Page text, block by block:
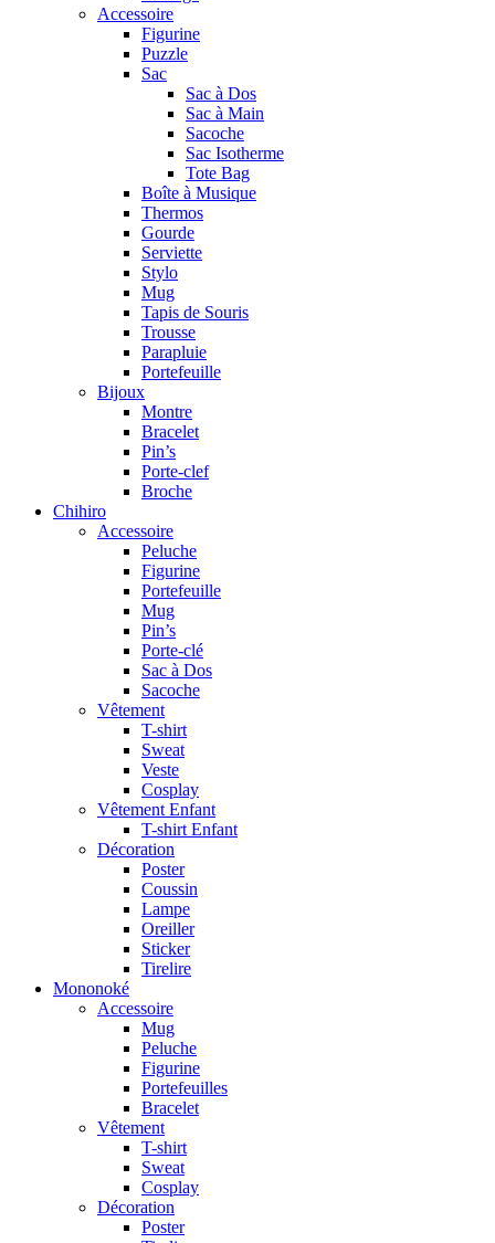
Accessoire
Figurine
Puzzle
Sac
Sac à Dos
Sac à Main
Sacoche
Sac Isotherme
Tote Bag
Boîte à Musique
Thermos
Gourde
Serviette
Stylo
Mug
Tapis de Souris
Trousse
Parapluie
Portefeuille
Bijoux
Montre
Bracelet
Pin’s
Porte-clef
Broche
Chihiro
Accessoire
Peluche
Figurine
Portefeuille
Mug
Pin’s
Porte-clé
Sac à Dos
Sacoche
Vêtement
T-shirt
Sweat
Veste
Cosplay
Vêtement Enfant
T-shirt Enfant
Décoration
Poster
Coussin
Lampe
Oreiller
Sticker
Tirelire
Mononoké
Accessoire
Mug
Peluche
Figurine
Portefeuilles
Bracelet
Vêtement
T-shirt
Sweat
Cosplay
Décoration
Poster